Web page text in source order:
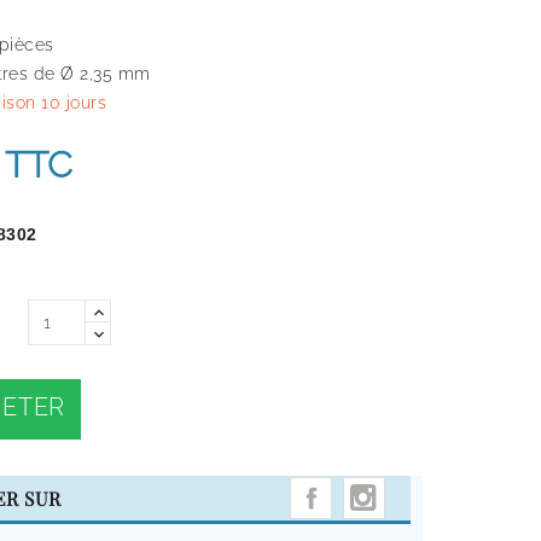
de Ø 2,35 mm
10 jours
TTC
SUR